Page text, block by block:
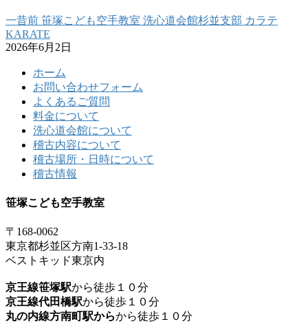
一昔前 笹塚こども空手教室 洗心道会館杉並支部 カラテ
KARATE
2026年6月2日
ホーム
お問い合わせフォーム
よくあるご質問
料金について
洗心道会館について
稽古内容について
稽古場所・日時について
稽古情報
笹塚こども空手教室
〒168-0062
東京都杉並区方南1-33-18
ベストキッド東京内
京王線笹塚駅から徒歩１０分
京王線代田橋駅から徒歩１０分
丸の内線方南町駅からから徒歩１０分